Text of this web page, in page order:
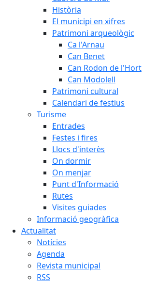
Història
El municipi en xifres
Patrimoni arqueològic
Ca l'Arnau
Can Benet
Can Rodon de l'Hort
Can Modolell
Patrimoni cultural
Calendari de festius
Turisme
Entrades
Festes i fires
Llocs d'interès
On dormir
On menjar
Punt d'Informació
Rutes
Visites guiades
Informació geogràfica
Actualitat
Notícies
Agenda
Revista municipal
RSS